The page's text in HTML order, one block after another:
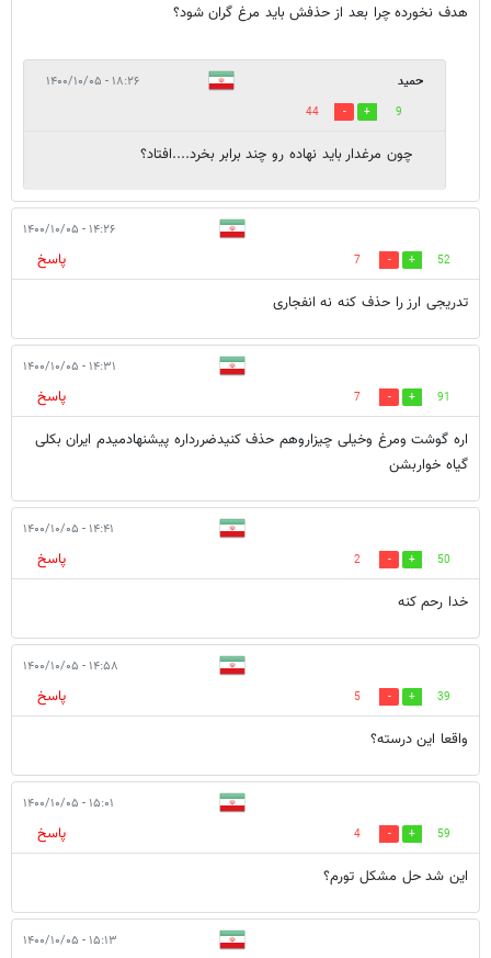
هدف نخورده چرا بعد از حذفش باید مرغ گران شود؟
حمید ۱۸:۲۶ - ۱۴۰۰/۱۰/۰۵
9
44
چون مرغدار باید نهاده رو چند برابر بخرد....افتاد؟
۱۴:۲۶ - ۱۴۰۰/۱۰/۰۵
52
7
پاسخ
تدریجی ارز را حذف کنه نه انفجاری
۱۴:۳۱ - ۱۴۰۰/۱۰/۰۵
91
7
پاسخ
اره گوشت ومرغ وخیلی چیزاروهم حذف کنیدضررداره پیشنهادمیدم ایران بکلی
گیاه خواربشن
۱۴:۴۱ - ۱۴۰۰/۱۰/۰۵
50
2
پاسخ
خدا رحم کنه
۱۴:۵۸ - ۱۴۰۰/۱۰/۰۵
39
5
پاسخ
واقعا این درسته؟
۱۵:۰۱ - ۱۴۰۰/۱۰/۰۵
59
4
پاسخ
این شد حل مشکل تورم؟
۱۵:۱۳ - ۱۴۰۰/۱۰/۰۵